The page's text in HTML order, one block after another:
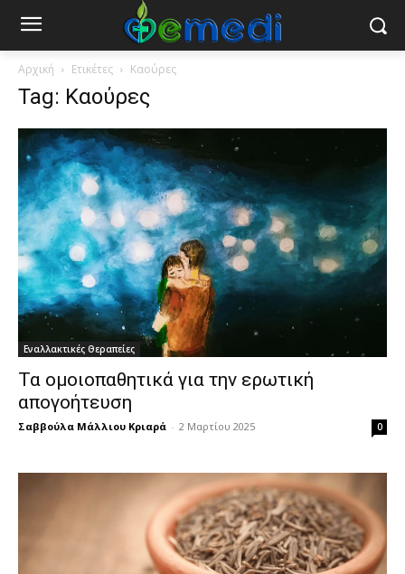
Αρχική Ετικέτες Καούρες
Tag: Καούρες
Εναλλακτικές Θεραπείες
Τα ομοιοπαθητικά για την ερωτική
απογοήτευση
Σαββούλα Μάλλιου Κριαρά - 2 Μαρτίου 2025 0